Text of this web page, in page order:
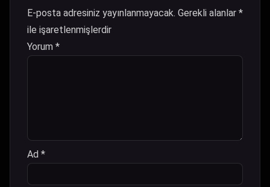
E-posta adresiniz yayınlanmayacak. Gerekli alanlar *
ile işaretlenmişlerdir
Yorum *
Ad *